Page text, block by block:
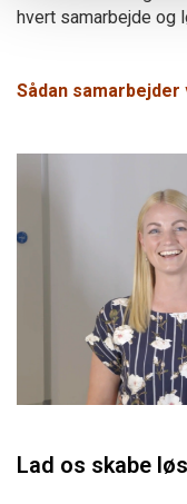
hvert samarbejde og
Sådan samarbejder
Lad os skabe